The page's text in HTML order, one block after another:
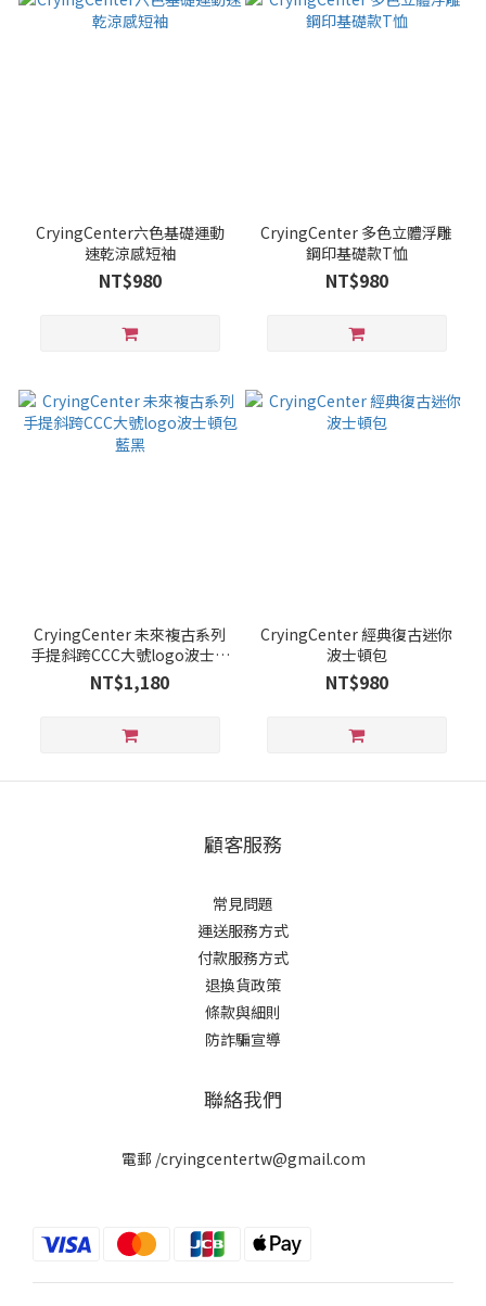
CryingCenter六色基礎運動
速乾涼感短袖
NT$980
CryingCenter 多色立體浮雕
鋼印基礎款T恤
NT$980
CryingCenter 未來複古系列
手提斜跨CCC大號logo波士頓
包 藍黑
NT$1,180
CryingCenter 經典復古迷你
波士頓包
NT$980
顧客服務
常見問題
運送服務方式
付款服務方式
退換貨政策
條款與細則
防詐騙宣導
聯絡我們
電郵 /cryingcentertw@gmail.com